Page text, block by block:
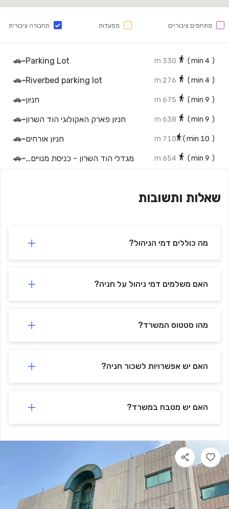
מתחמים ציבוריים מסעדות תחבורה ציבורית
(
4
330 m
Parking Lot
-
🚗
(
4
276 m
Riverbed parking lot
-
🚗
(
9
675 m חניון-
🚗
(
9
638 m חניון פארק האקולוגי הוד השרון-
🚗
(
10
710 m חניון אורחים-
🚗
(
9
654 m מגדלי הוד השרון - כניסת מנויים ואורחים-
🚗
שאלות ותשובות
מה כוללים דמי הניהול?
האם משלמים דמי ניהול על חניה?
מהו סטטוס המשרד?
האם יש אפשרויות לשכור חניה?
האם יש מטבח במשרד?